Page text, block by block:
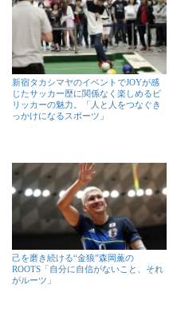
新宿タカシマヤのイベントでJOYが感
じたサッカー歴に関係なく楽しめるビ
リッカーの魅力。「人と人をつなぐき
っかけになるスポーツ」
己を磨き続ける“金狼”森岡薫の
ROOTS「自分に自信がないこと、それ
がルーツ」